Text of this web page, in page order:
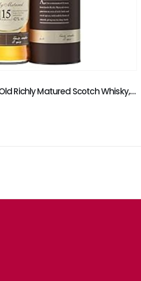
Knockando 15 Ans Old Richly Matured Scotch Whisky, Whisky Ecossais, 70 cl